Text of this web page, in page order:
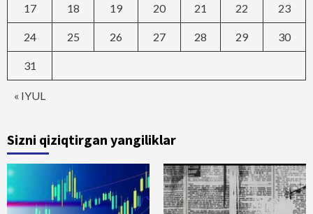
« IYUL
17 18 19 20 21 22 23
24 25 26 27 28 29 30
31
Sizni qiziqtirgan yangiliklar